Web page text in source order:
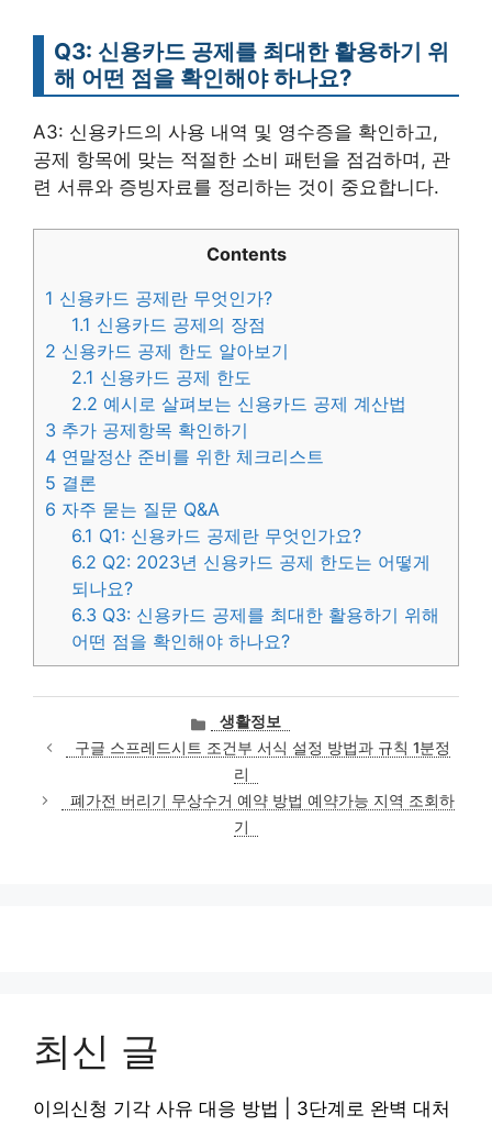
Q3: 신용카드 공제를 최대한 활용하기 위
해 어떤 점을 확인해야 하나요?
A3: 신용카드의 사용 내역 및 영수증을 확인하고,
공제 항목에 맞는 적절한 소비 패턴을 점검하며, 관
련 서류와 증빙자료를 정리하는 것이 중요합니다.
Contents
1 신용카드 공제란 무엇인가?
1.1 신용카드 공제의 장점
2 신용카드 공제 한도 알아보기
2.1 신용카드 공제 한도
2.2 예시로 살펴보는 신용카드 공제 계산법
3 추가 공제항목 확인하기
4 연말정산 준비를 위한 체크리스트
5 결론
6 자주 묻는 질문 Q&A
6.1 Q1: 신용카드 공제란 무엇인가요?
6.2 Q2: 2023년 신용카드 공제 한도는 어떻게
되나요?
6.3 Q3: 신용카드 공제를 최대한 활용하기 위해
어떤 점을 확인해야 하나요?
카
테
고
생활정보
구글 스프레드시트 조건부 서식 설정 방법과 규칙 1분정
리
폐가전 버리기 무상수거 예약 방법 예약가능 지역 조회하
기
최신 글
이의신청 기각 사유 대응 방법 | 3단계로 완벽 대처